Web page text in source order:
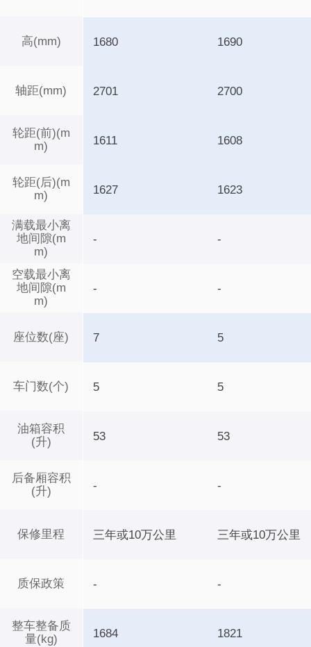
高(mm)
轴距(mm)
轮距(前)(m
m)
轮距(后)(m
m)
满载最小离
地间隙(m
m)
空载最小离
地间隙(m
m)
座位数(座)
车门数(个)
油箱容积
(升)
后备厢容积
(升)
保修里程
质保政策
整车整备质
量(kg)
1680 1690
2701 2700
1611 1608
1627 1623
- -
- -
7 5
5 5
53 53
- -
三年或10万公里 三年或10万公里
- -
1684 1821